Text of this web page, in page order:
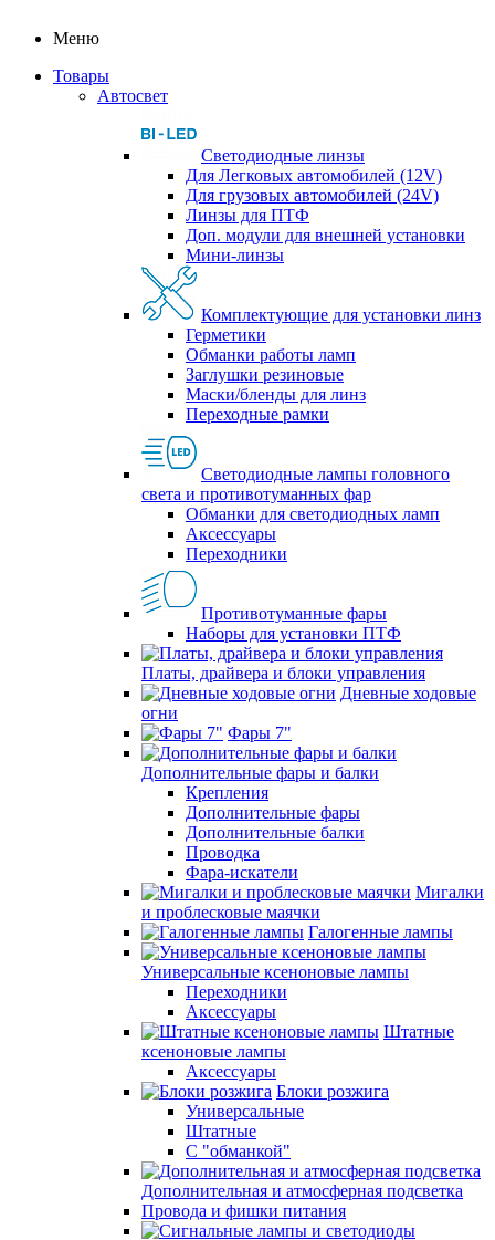
Меню
Товары
Автосвет
Светодиодные линзы
Для Легковых автомобилей (12V)
Для грузовых автомобилей (24V)
Линзы для ПТФ
Доп. модули для внешней установки
Мини-линзы
Комплектующие для установки линз
Герметики
Обманки работы ламп
Заглушки резиновые
Маски/бленды для линз
Переходные рамки
Светодиодные лампы головного
света и противотуманных фар
Обманки для светодиодных ламп
Аксессуары
Переходники
Противотуманные фары
Наборы для установки ПТФ
Платы, драйвера и блоки управления
Дневные ходовые
огни
Фары 7"
Дополнительные фары и балки
Крепления
Дополнительные фары
Дополнительные балки
Проводка
Фара-искатели
Мигалки
и проблесковые маячки
Галогенные лампы
Универсальные ксеноновые лампы
Переходники
Аксессуары
Штатные
ксеноновые лампы
Аксессуары
Блоки розжига
Универсальные
Штатные
С "обманкой"
Дополнительная и атмосферная подсветка
Провода и фишки питания